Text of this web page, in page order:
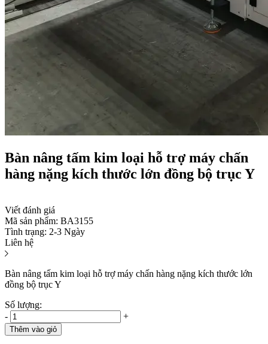
Bàn nâng tấm kim loại hỗ trợ máy chấn
hàng nặng kích thước lớn đồng bộ trục Y
Viết đánh giá
Mã sản phẩm: BA3155
Tình trạng: 2-3 Ngày
Liên hệ
Bàn nâng tấm kim loại hỗ trợ máy chấn hàng nặng kích thước lớn
đồng bộ trục Y
Số lượng:
-
+
Thêm vào giỏ